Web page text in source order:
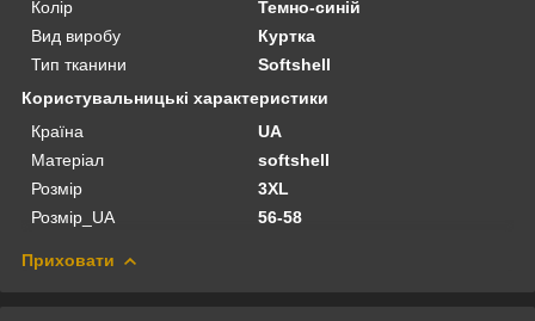
Колір
Темно-синій
Вид виробу
Куртка
Тип тканини
Softshell
Користувальницькі характеристики
Країна
UA
Матеріал
softshell
Розмір
3XL
Розмір_UA
56-58
Приховати